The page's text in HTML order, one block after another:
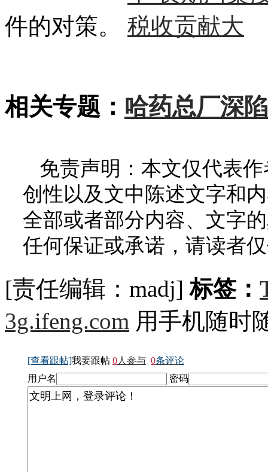
件的对策。
相关专题： 哈药总厂深
免责声明：本文仅代表
创性以及文中陈述文字和
全部或者部分内容、文字
任何保证或承诺，请读者
[责任编辑：madj]标签：
3g.ifeng.com 用手机随时
[查看跟帖]我要跟帖 0人参与 0条评论
用户名
密码